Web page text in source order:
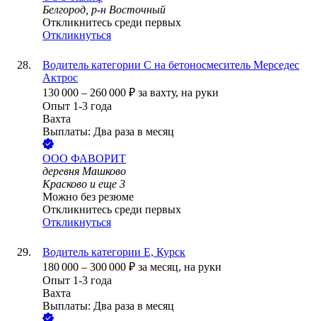
Белгород, р-н Восточный
Откликнитесь среди первых
Откликнуться
Водитель категории С на бетоносмеситель Мерседес
Актрос
130 000 – 260 000 ₽ за вахту, на руки
Опыт 1-3 года
Вахта
Выплаты: Два раза в месяц
ООО ФАВОРИТ
деревня Машково
Красково и еще 3
Можно без резюме
Откликнитесь среди первых
Откликнуться
Водитель категории Е, Курск
180 000 – 300 000 ₽ за месяц, на руки
Опыт 1-3 года
Вахта
Выплаты: Два раза в месяц